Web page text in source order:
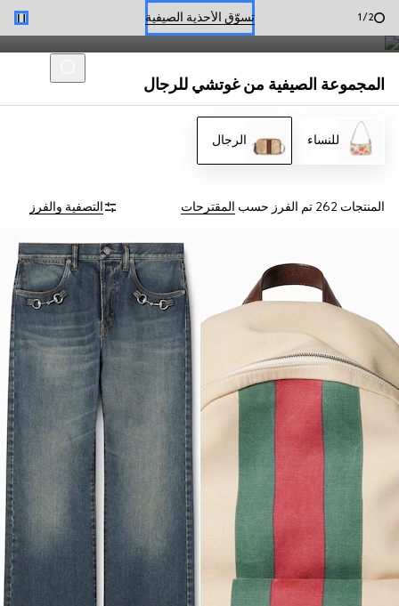
2 /2 حجز موعد
تسوّق الأحذية الصيفية
أحذية لوفر رجالية وحقائب صيفية مزينة برموز الدار تعبّر عن
أسلوب سهل للموسم.
المجموعة الصيفية من غوتشي للرجال
للنساء الرجال
المنتجات 262 تم الفرز حسب المقترحات التصفية والفرز